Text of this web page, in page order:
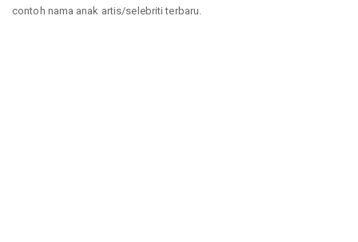
contoh nama anak artis/selebriti terbaru.